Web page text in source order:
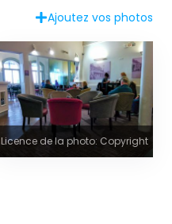
Ajoutez vos photos
Licence de la photo: Copyright